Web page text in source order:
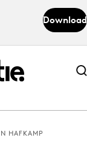
Download
Abonneer nu
Abonneer nu
HAFKAMP